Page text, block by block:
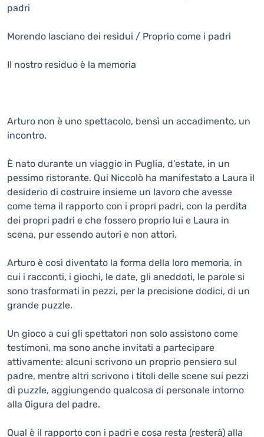
padri
Morendo lasciano dei residui / Proprio come i padri
Il nostro residuo è la memoria
Arturo non è uno spettacolo, bensì un accadimento, un
incontro.
È nato durante un viaggio in Puglia, d’estate, in un
pessimo ristorante. Qui Niccolò ha manifestato a Laura il
desiderio di costruire insieme un lavoro che avesse
come tema il rapporto con i propri padri, con la perdita
dei propri padri e che fossero proprio lui e Laura in
scena, pur essendo autori e non attori.
Arturo è così diventato la forma della loro memoria, in
cui i racconti, i giochi, le date, gli aneddoti, le parole si
sono trasformati in pezzi, per la precisione dodici, di un
grande puzzle.
Un gioco a cui gli spettatori non solo assistono come
testimoni, ma sono anche invitati a partecipare
attivamente: alcuni scrivono un proprio pensiero sul
padre, mentre altri scrivono i titoli delle scene sui pezzi
di puzzle, aggiungendo qualcosa di personale intorno
alla 0igura del padre.
Qual è il rapporto con i padri e cosa resta (resterà) alla